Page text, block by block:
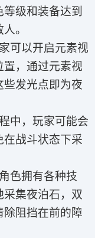
级和装备达到
。
可以开启元素视
置，通过元素视
些发光点即为夜
中，玩家可能会
在战斗状态下采
色拥有各种技
集夜泊石，双
除阻挡在前的障